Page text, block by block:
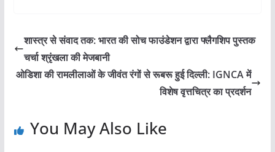
शास्त्र से संवाद तक: भारत की सोच फाउंडेशन द्वारा फ्लैगशिप पुस्तक
चर्चा श्रृंखला की मेजबानी
ओडिशा की रामलीलाओं के जीवंत रंगों से रूबरू हुई दिल्ली: IGNCA में
विशेष वृत्तचित्र का प्रदर्शन
You May Also Like